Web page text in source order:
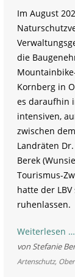
Im August
die
Kornberg in
es daraufhin
intensiven,
zwischen
Landräten
Berek
Tourismus-
hatte der
ruhenlassen.
Weiterlesen …
von Stefanie
Artenschutz,